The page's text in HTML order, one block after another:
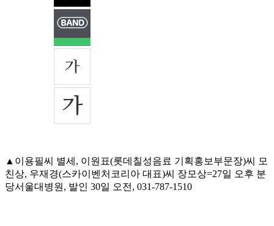
▲이용필씨 별세, 이원표(롯데칠성음료 기획홍보부문장)씨 모
친상, 우재경(스카이벤처코리아 대표)씨 장모상=27일 오후 분
당서울대병원, 발인 30일 오전, 031-787-1510